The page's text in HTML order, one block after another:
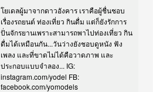
โยเดลผู้มาจากดาวอังคาร เราคือผู้ชื่นชอบ
เรื่องรถยนต์ ท่องเที่ยว กินดื่ม แต่ก็ยังรักการ
ปั่นจักรยานเพราะสามารถพาไปท่องเที่ยว กิน
ดื่มได้เหมือนกัน...วันว่างยังชอบดูหนัง ฟัง
เพลง และที่ขาดไม่ได้คือวาดภาพ และ
ประกอบแบบจำลอง... IG:
instagram.com/yodel FB:
facebook.com/yomodels